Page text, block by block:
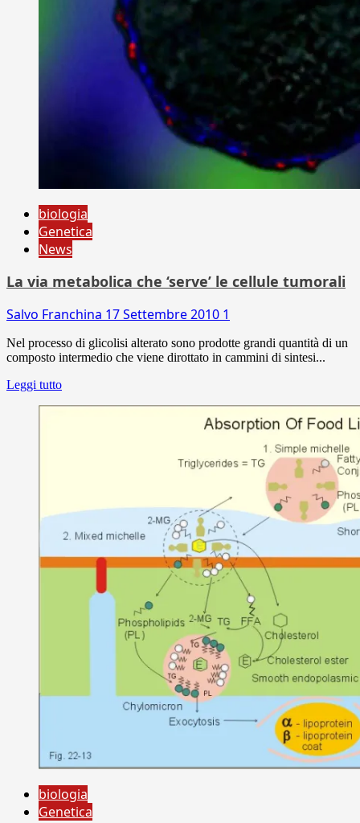
biologia
Genetica
News
La via metabolica che ‘serve’ le cellule tumorali
Salvo Franchina 17 Settembre 2010 1
Nel processo di glicolisi alterato sono prodotte grandi quantità di un
composto intermedio che viene dirottato in cammini di sintesi...
Leggi tutto
biologia
Genetica